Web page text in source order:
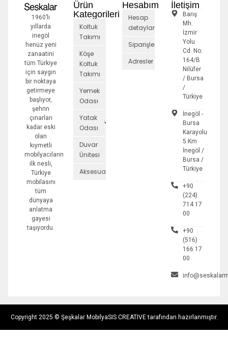
1960’lı
yıllarda
inegöl
henüz yeni
zanaatini
tüm Türkiye
için saygın
bir noktaya
getirmeye
başlıyor,
şehrin
çınarları
kadar eski
olan
kıymetli
mobilyacıların
ilk nesli,
Türkiye
mobilasını
tüm
dünyaya
anlatma
gayesi
taşıyordu.
Ürün
Kategorileri
Koltuk
Takımı
Köşe
Koltuk
Takımı
Yemek
Odası
Yatak
Odası
Duvar
Ünitesi
Aksesuarlar
Hesabım
Hesap
detayları
Siparişler
Adresler
İletişim
Barış
Mh.
İzmir
Yolu
Cd. No:
164/B
Nilüfer
/ Bursa
/
Türkiye
İnegöl -
Bursa
Karayolu
5.Km
İnegöl /
Bursa /
Türkiye
+90
(224)
714 17
00
+90
(516)
166 17
00
Copyright 2025 © Şeşkalar MobilyaSIS CREATIVE tarafından hazırlanmıştır.